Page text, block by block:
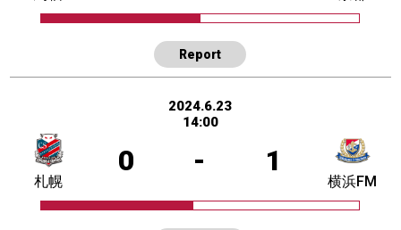
Report
2024.6.23
14:00
0 - 1
札幌 横浜FM